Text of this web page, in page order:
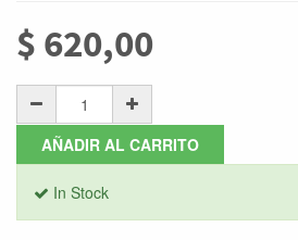
$ 620,00
AÑADIR AL CARRITO
In Stock